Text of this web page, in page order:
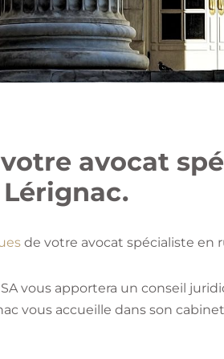
avocat
de votre avocat spécialiste en
vous apportera un conseil
vous accueille dans son